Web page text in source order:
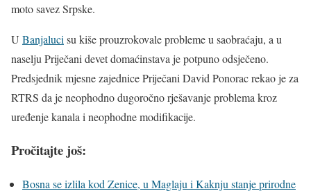
moto savez Srpske.
U Banjaluci su kiše prouzrokovale probleme u saobraćaju, a u
naselju Priječani devet domaćinstava je potpuno odsječeno.
Predsjednik mjesne zajednice Priječani David Ponorac rekao je za
RTRS da je neophodno dugoročno rješavanje problema kroz
uređenje kanala i neophodne modifikacije.
Pročitajte još:
Bosna se izlila kod Zenice, u Maglaju i Kaknju stanje prirodne